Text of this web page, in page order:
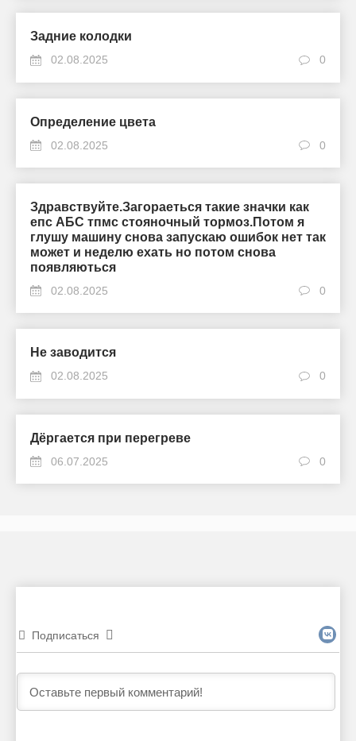
Задние колодки
02.08.2025 0
Определение цвета
02.08.2025 0
Здравствуйте.Загораеться такие значки как
епс АБС тпмс стояночный тормоз.Потом я
глушу машину снова запускаю ошибок нет так
может и неделю ехать но потом снова
появляються
02.08.2025 0
Не заводится
02.08.2025 0
Дёргается при перегреве
06.07.2025 0
Подписаться